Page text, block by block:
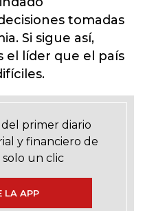
tomadas
Si sigue así,
el líder que el país
primer diario
y financiero de
solo un clic
LA APP